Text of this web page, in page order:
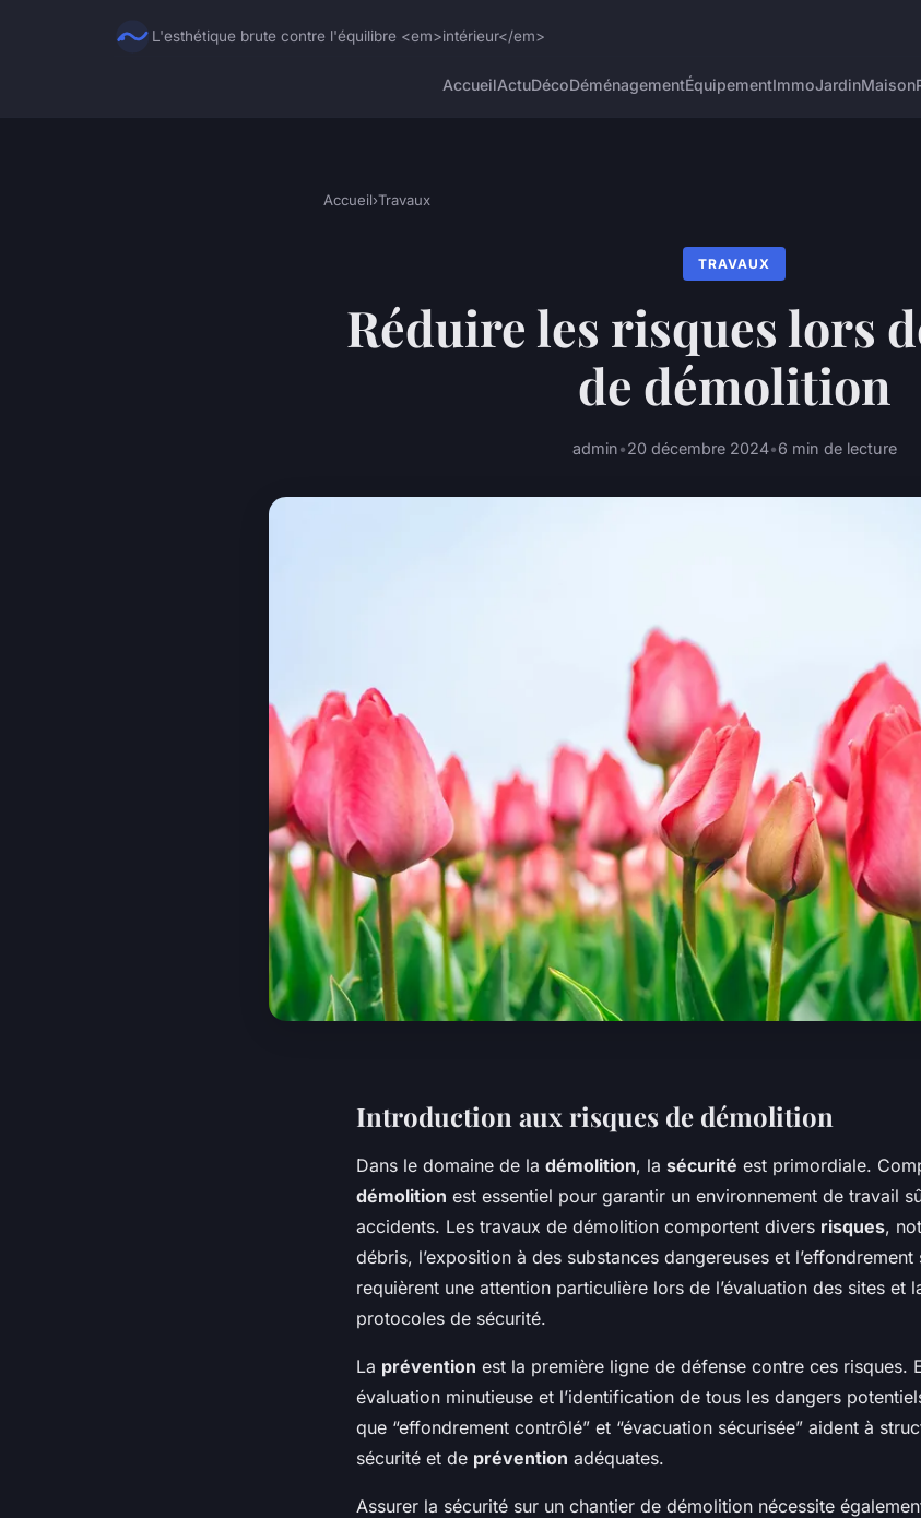
L'esthétique brute contre l'équilibre <em>intérieur</em>
AccueilActuDécoDéménagementÉquipementImmoJardinMaison
Accueil›Travaux
TRAVAUX
Réduire les risques lors
de démolition
admin•20 décembre 2024•6 min de lecture
Introduction aux risques de démolition
Dans le domaine de la démolition, la sécurité est primordiale.
démolition est essentiel pour garantir un environnement de travail
accidents. Les travaux de démolition comportent divers risques,
débris, l’exposition à des substances dangereuses et
requièrent une attention particulière lors de l’évaluation des sites et
protocoles de sécurité.
La prévention est la première ligne de défense contre ces risques.
évaluation minutieuse et l’identification de tous les dangers
que “effondrement contrôlé” et “évacuation sécurisée” aident à
sécurité et de prévention adéquates.
Assurer la sécurité sur un chantier de démolition nécessite